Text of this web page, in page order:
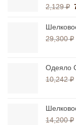
2,129₽
29,300₽
Одеяло
10,242₽
14,200₽